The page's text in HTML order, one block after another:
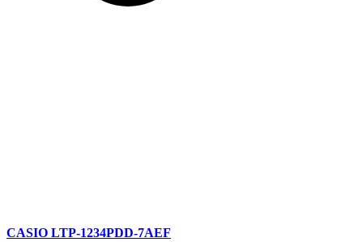
CASIO LTP-1234PDD-7AEF